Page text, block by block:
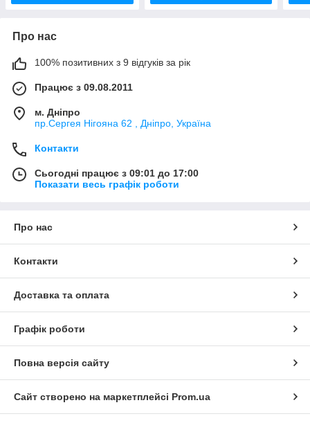
Про нас
100% позитивних з 9 відгуків за рік
Працює з 09.08.2011
м. Дніпро
пр.Сергея Нігояна 62 , Дніпро, Україна
Контакти
Сьогодні працює з 09:01 до 17:00
Показати весь графік роботи
Про нас
Контакти
Доставка та оплата
Графік роботи
Повна версія сайту
Сайт створено на маркетплейсі Prom.ua